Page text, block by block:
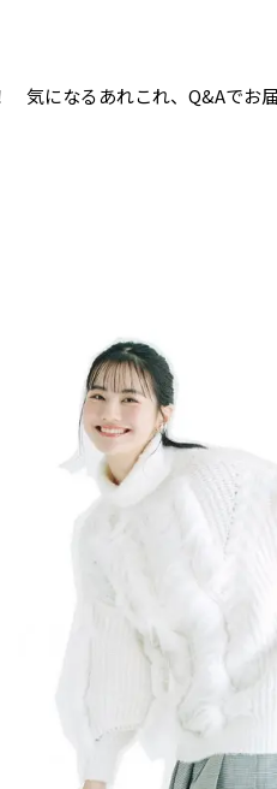
気になるあれこれ、Q&Aでお